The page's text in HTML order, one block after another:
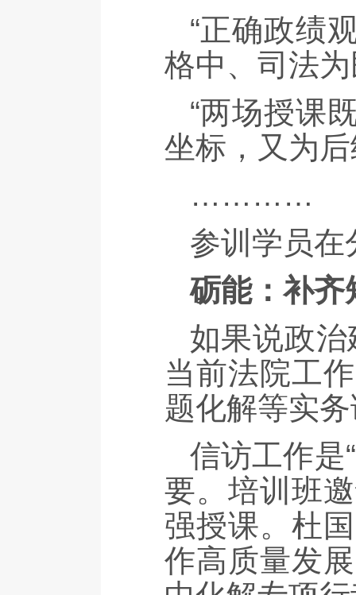
“正确政绩
格中、司法
“两场授课
坐标，又为
…………
参训学员在
砺能：补齐
如果说政治
当前法院工
题化解等实
信访工作是
要。培训班
强授课。杜
作高质量发